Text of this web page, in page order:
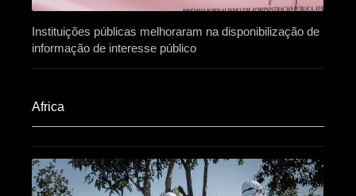
Instituições públicas melhoraram na disponibilização de
informação de interesse público
Africa​